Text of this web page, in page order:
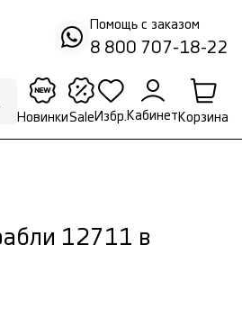
Помощь с заказом
8 800 707-18-22
НовинкиSale Избр. Кабинет Корзина
12711 в